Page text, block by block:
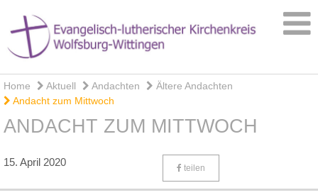
Home Aktuell Andachten
Ältere Andachten
Andacht zum Mittwoch
ANDACHT ZUM MITTWOCH
15. April 2020 teilen